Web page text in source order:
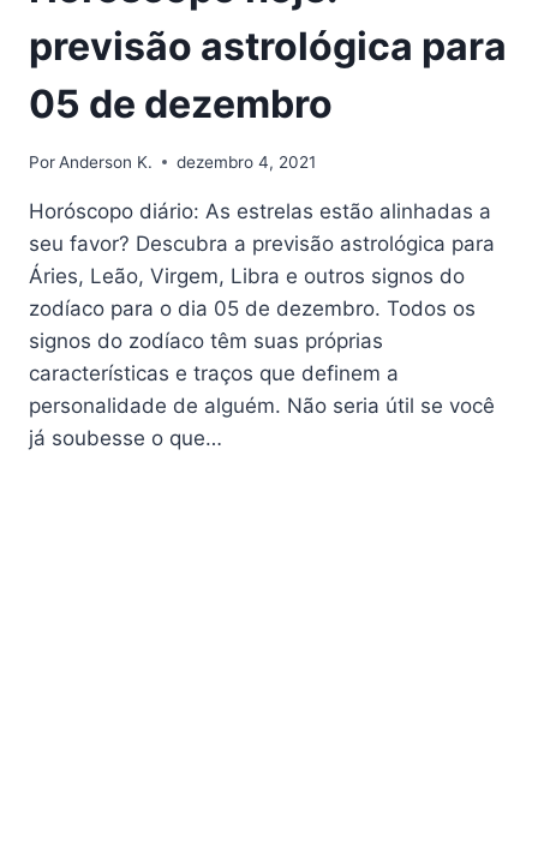
previsão astrológica para
05 de dezembro
PorAnderson K. dezembro 4, 2021
Horóscopo diário: As estrelas estão alinhadas a
seu favor? Descubra a previsão astrológica para
Áries, Leão, Virgem, Libra e outros signos do
zodíaco para o dia 05 de dezembro. Todos os
signos do zodíaco têm suas próprias
características e traços que definem a
personalidade de alguém. Não seria útil se você
já soubesse o que…